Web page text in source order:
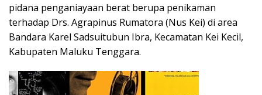
pidana penganiayaan berat berupa penikaman
terhadap Drs. Agrapinus Rumatora (Nus Kei) di area
Bandara Karel Sadsuitubun Ibra, Kecamatan Kei Kecil,
Kabupaten Maluku Tenggara.